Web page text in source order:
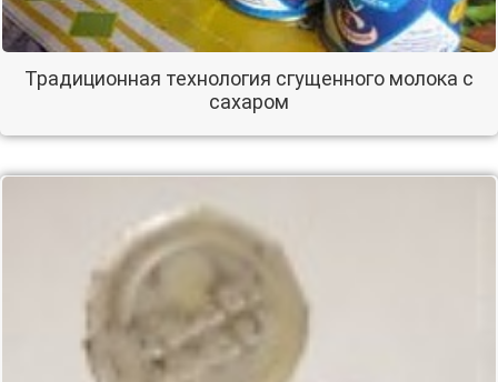
Традиционная технология сгущенного молока с
сахаром